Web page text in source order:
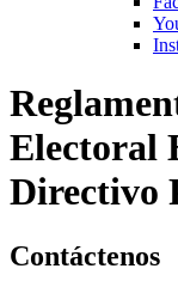
Electoral
Directivo
Contáctenos